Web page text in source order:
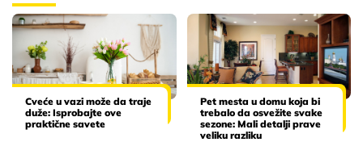
Cveće u vazi može da traje
duže: Isprobajte ove
praktične savete
Pet mesta u domu koja bi
trebalo da osvežite svake
sezone: Mali detalji prave
veliku razliku